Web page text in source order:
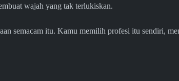
wajah yang tak terlukiskan.
semacam itu. Kamu memilih profesi itu sendiri,